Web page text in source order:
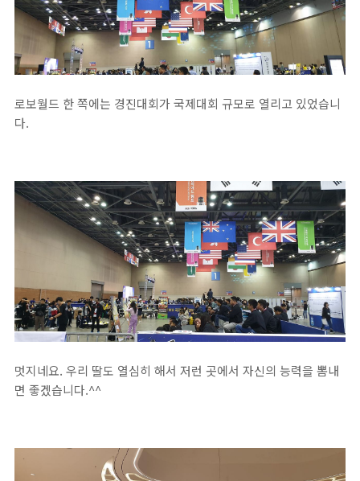
로보월드 한 쪽에는 경진대회가 국제대회 규모로 열리고 있었습니
다.
멋지네요. 우리 딸도 열심히 해서 저런 곳에서 자신의 능력을 뽐내
면 좋겠습니다.^^